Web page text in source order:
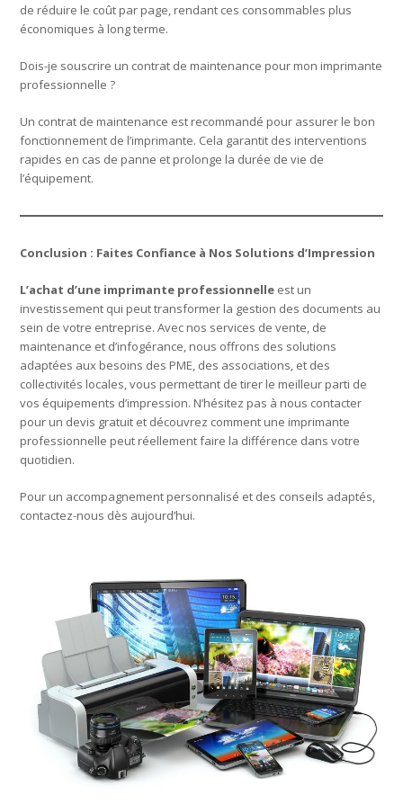
de réduire le coût par page, rendant ces consommables plus
économiques à long terme.
Dois-je souscrire un contrat de maintenance pour mon imprimante
professionnelle ?
Un contrat de maintenance est recommandé pour assurer le bon
fonctionnement de l’imprimante. Cela garantit des interventions
rapides en cas de panne et prolonge la durée de vie de
l’équipement.
Conclusion : Faites Confiance à Nos Solutions d’Impression
L’achat d’une imprimante professionnelle est un
investissement qui peut transformer la gestion des documents au
sein de votre entreprise. Avec nos services de vente, de
maintenance et d’infogérance, nous offrons des solutions
adaptées aux besoins des PME, des associations, et des
collectivités locales, vous permettant de tirer le meilleur parti de
vos équipements d’impression. N’hésitez pas à nous contacter
pour un devis gratuit et découvrez comment une imprimante
professionnelle peut réellement faire la différence dans votre
quotidien.
Pour un accompagnement personnalisé et des conseils adaptés,
contactez-nous dès aujourd’hui.